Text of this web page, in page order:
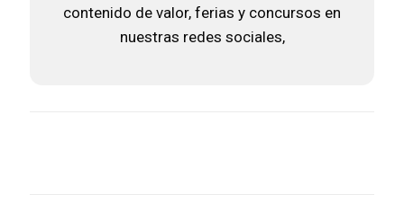
contenido de valor, ferias y concursos en
nuestras redes sociales,